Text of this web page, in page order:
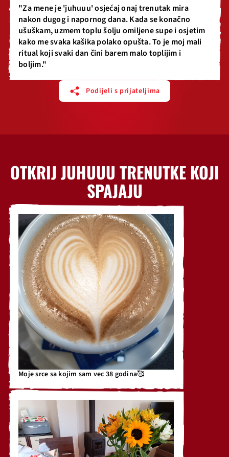
​"Za mene je 'juhuuu' osjećaj onaj trenutak mira
nakon dugog i napornog dana. Kada se konačno
ušuškam, uzmem toplu šolju omiljene supe i osjetim
kako me svaka kašika polako opušta. To je moj mali
ritual koji svaki dan čini barem malo toplijim i
boljim."
Podijeli s prijateljima
OTKRIJ JUHUUU TRENUTKE KOJI
SPAJAJU
Moje srce sa kojim sam vec 38 godina🥰